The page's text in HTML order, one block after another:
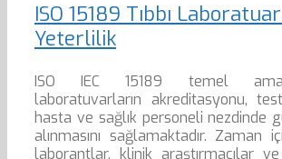
ISO 15189 Tıbbı
Yeterlilik
ISO IEC 15189 temel
laboratuvarların akreditasyonu, test
hasta ve sağlık personeli nezdinde
alınmasını sağlamaktadır. Zaman
laborantlar, klinik araştırmacılar